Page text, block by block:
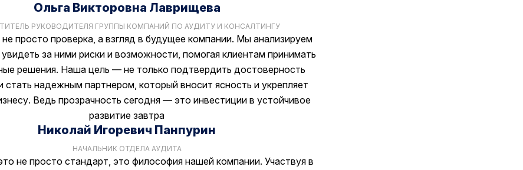
Ольга Викторовна Лаврищева
РУКОВОДИТЕЛЯ ГРУППЫ КОМПАНИЙ ПО АУДИТУ И КОНСАЛТИНГУ
просто проверка, а взгляд в будущее компании. Мы анализируем
за ними риски и возможности, помогая клиентам принимать
решения. Наша цель — не только подтвердить достоверность
стать надежным партнером, который вносит ясность и укрепляет
Ведь прозрачность сегодня — это инвестиции в устойчивое
развитие завтра
Николай Игоревич Панпурин
НАЧАЛЬНИК ОТДЕЛА АУДИТА
не просто стандарт, это философия нашей компании. Участвуя в